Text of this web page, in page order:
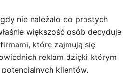
nie należało do prostych
większość osób decyduje
które zajmują się
reklam dzięki którym
klientów.